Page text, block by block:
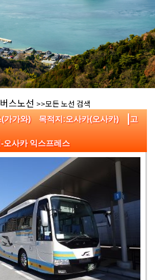
스노선 >>모든 노선 검색
(가가와) 목적지:오사카(오사카) |고
오사카 익스프레스